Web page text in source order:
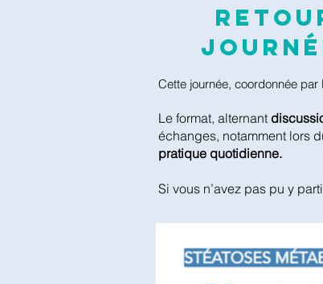
Cette journée, coordonnée par
Le format, alternant
échanges, notamment lors
pratique quotidienne.
Si vous n’avez pas pu y